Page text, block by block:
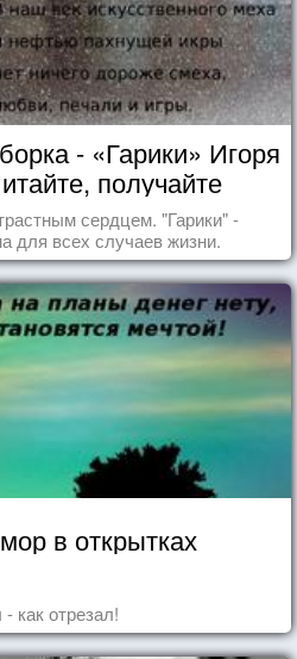
- «Гарики» Игоря
получайте
сердцем. "Гарики" -
для всех случаев жизни.
в открытках
как отрезал!